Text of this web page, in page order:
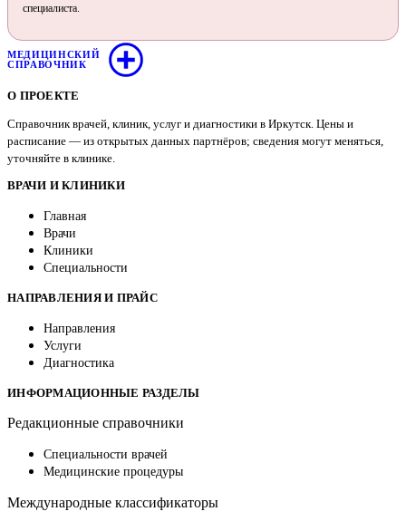
специалиста.
МЕДИЦИНСКИЙ
СПРАВОЧНИК
О ПРОЕКТЕ
Справочник врачей, клиник, услуг и диагностики в Иркутск. Цены и
расписание — из открытых данных партнёров; сведения могут меняться,
уточняйте в клинике.
ВРАЧИ И КЛИНИКИ
Главная
Врачи
Клиники
Специальности
НАПРАВЛЕНИЯ И ПРАЙС
Направления
Услуги
Диагностика
ИНФОРМАЦИОННЫЕ РАЗДЕЛЫ
Редакционные справочники
Специальности врачей
Медицинские процедуры
Международные классификаторы